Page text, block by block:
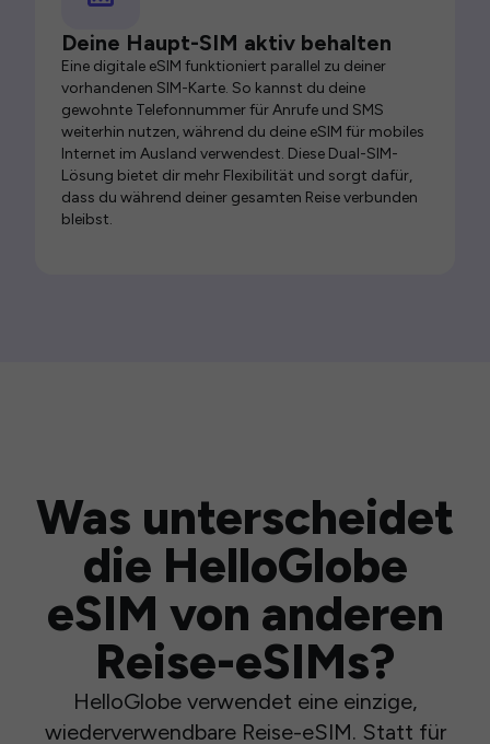
Deine Haupt-SIM aktiv behalten
Eine digitale eSIM funktioniert parallel zu deiner
vorhandenen SIM-Karte. So kannst du deine
gewohnte Telefonnummer für Anrufe und SMS
weiterhin nutzen, während du deine eSIM für mobiles
Internet im Ausland verwendest. Diese Dual-SIM-
Lösung bietet dir mehr Flexibilität und sorgt dafür,
dass du während deiner gesamten Reise verbunden
bleibst.
Was unterscheidet
die HelloGlobe
eSIM von anderen
Reise-eSIMs?
HelloGlobe verwendet eine einzige,
wiederverwendbare Reise-eSIM. Statt für